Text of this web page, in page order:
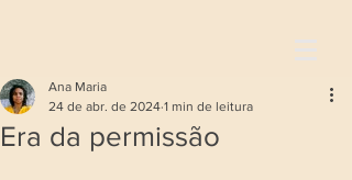
Era da permissão
Ana Maria
24 de abr. de 2024 1 min de leitura